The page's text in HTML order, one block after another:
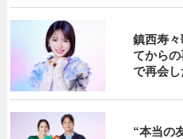
鎮西寿
てから
で再会
“本当の